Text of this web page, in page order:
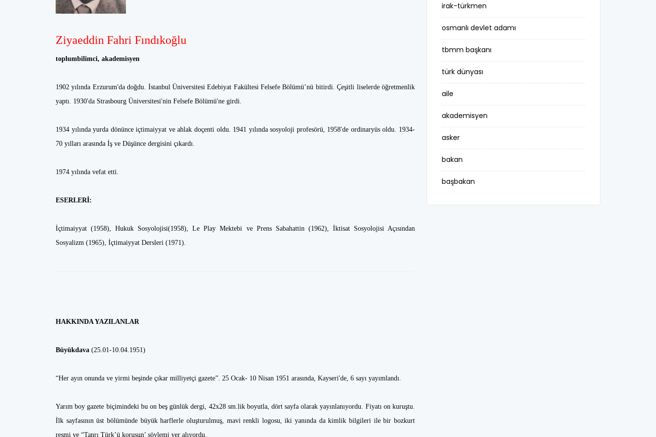
Ziyaeddin Fahri Fındıkoğlu
toplumbilimci, akademisyen
1902 yılında Erzurum'da doğdu. İstanbul Üniversitesi Edebiyat Fakültesi Felsefe Bölümü’nü bitirdi. Çeşitli liselerde öğretmenlik
yaptı. 1930'da Strasbourg Üniversitesi'nin Felsefe Bölümü'ne girdi.
1934 yılında yurda dönünce içtimaiyyat ve ahlak doçenti oldu. 1941 yılında sosyoloji profesörü, 1958'de ordinaryüs oldu. 1934-
70 yılları arasında İş ve Düşünce dergisini çıkardı.
1974 yılında vefat etti.
ESERLERİ:
İçtimaiyyat (1958), Hukuk Sosyolojisi(1958), Le Play Mektebi ve Prens Sabahattin (1962), İktisat Sosyolojisi Açısından
Sosyalizm (1965), İçtimaiyyat Dersleri (1971).
HAKKINDA YAZILANLAR
Büyükdava (25.01-10.04.1951)
“Her ayın onunda ve yirmi beşinde çıkar milliyetçi gazete”. 25 Ocak- 10 Nisan 1951 arasında, Kayseri'de, 6 sayı yayımlandı.
Yarım boy gazete biçimindeki bu on beş günlük dergi, 42x28 sm.lik boyutla, dört sayfa olarak yayınlanıyordu. Fiyatı on kuruştu.
İlk sayfasının üst bölümünde büyük harflerle oluşturulmuş, mavi renkli logosu, iki yanında da kimlik bilgileri ile bir bozkurt
resmi ve “Tanrı Türk’ü korusun’ söylemi yer alıyordu.
irak-türkmen
osmanlı devlet adamı
tbmm başkanı
türk dünyası
aile
akademisyen
asker
bakan
başbakan
belediye başkanı